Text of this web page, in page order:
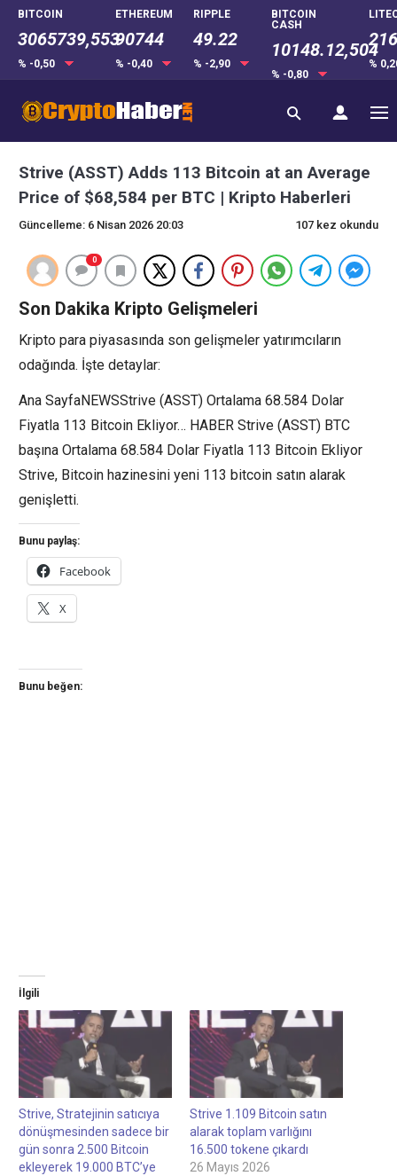
BITCOIN
3065739,553
% -0,50
ETHEREUM
90744
% -0,40
RIPPLE
49.22
% -2,90
BITCOIN
CASH
10148.12,504
% -0,80
%
Strive (ASST) Adds 113 Bitcoin at an Average
Price of $68,584 per BTC | Kripto Haberleri
Güncelleme: 6 Nisan 2026 20:03 107 kez okundu
0
Son Dakika Kripto Gelişmeleri
Kripto para piyasasında son gelişmeler yatırımcıların
odağında. İşte detaylar:
Ana SayfaNEWSStrive (ASST) Ortalama 68.584 Dolar
Fiyatla 113 Bitcoin Ekliyor… HABER Strive (ASST) BTC
başına Ortalama 68.584 Dolar Fiyatla 113 Bitcoin Ekliyor
Strive, Bitcoin hazinesini yeni 113 bitcoin satın alarak
genişletti.
Bunu paylaş:
Facebook
X
Bunu beğen:
İlgili
Strive, Stratejinin satıcıya
dönüşmesinden sadece bir
gün sonra 2.500 Bitcoin
ekleyerek 19.000 BTC’ye
Strive 1.109 Bitcoin satın
alarak toplam varlığını
16.500 tokene çıkardı
26 Mayıs 2026